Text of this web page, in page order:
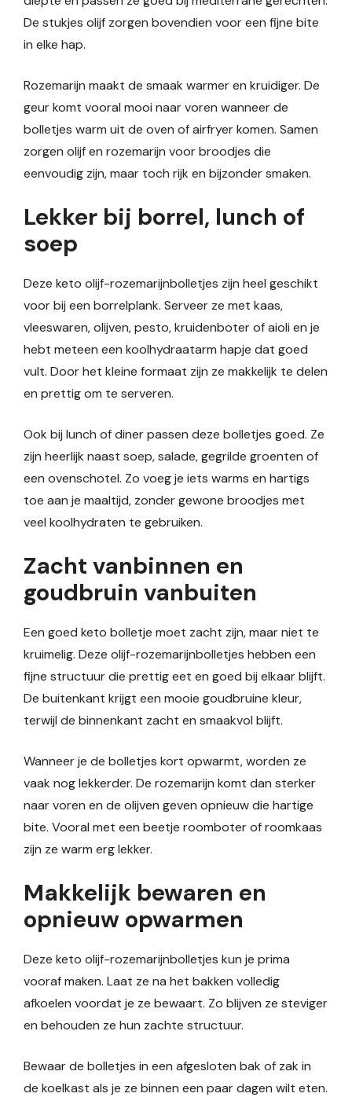
De stukjes olijf zorgen bovendien voor een fijne bite
in elke hap.
Rozemarijn maakt de smaak warmer en kruidiger. De
geur komt vooral mooi naar voren wanneer de
bolletjes warm uit de oven of airfryer komen. Samen
zorgen olijf en rozemarijn voor broodjes die
eenvoudig zijn, maar toch rijk en bijzonder smaken.
Lekker bij borrel, lunch of
soep
Deze keto olijf-rozemarijnbolletjes zijn heel geschikt
voor bij een borrelplank. Serveer ze met kaas,
vleeswaren, olijven, pesto, kruidenboter of aioli en je
hebt meteen een koolhydraatarm hapje dat goed
vult. Door het kleine formaat zijn ze makkelijk te delen
en prettig om te serveren.
Ook bij lunch of diner passen deze bolletjes goed. Ze
zijn heerlijk naast soep, salade, gegrilde groenten of
een ovenschotel. Zo voeg je iets warms en hartigs
toe aan je maaltijd, zonder gewone broodjes met
veel koolhydraten te gebruiken.
Zacht vanbinnen en
goudbruin vanbuiten
Een goed keto bolletje moet zacht zijn, maar niet te
kruimelig. Deze olijf-rozemarijnbolletjes hebben een
fijne structuur die prettig eet en goed bij elkaar blijft.
De buitenkant krijgt een mooie goudbruine kleur,
terwijl de binnenkant zacht en smaakvol blijft.
Wanneer je de bolletjes kort opwarmt, worden ze
vaak nog lekkerder. De rozemarijn komt dan sterker
naar voren en de olijven geven opnieuw die hartige
bite. Vooral met een beetje roomboter of roomkaas
zijn ze warm erg lekker.
Makkelijk bewaren en
opnieuw opwarmen
Deze keto olijf-rozemarijnbolletjes kun je prima
vooraf maken. Laat ze na het bakken volledig
afkoelen voordat je ze bewaart. Zo blijven ze steviger
en behouden ze hun zachte structuur.
Bewaar de bolletjes in een afgesloten bak of zak in
de koelkast als je ze binnen een paar dagen wilt eten.